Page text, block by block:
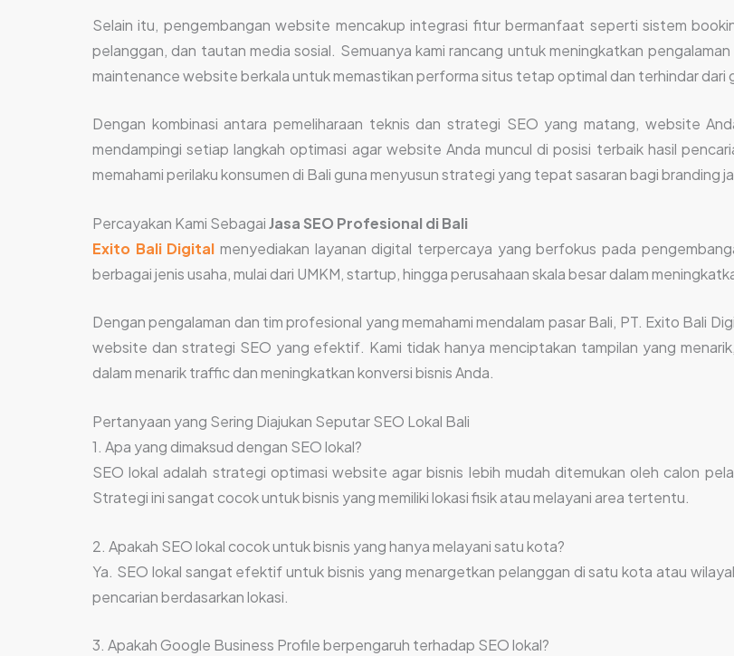
Selain itu, pengembangan website mencakup integrasi fitur bermanfaat seperti sistem
pelanggan, dan tautan media sosial. Semuanya kami rancang untuk meningkatkan
maintenance website berkala untuk memastikan performa situs tetap optimal dan terhindar dari
Dengan kombinasi antara pemeliharaan teknis dan strategi SEO yang matang, website
mendampingi setiap langkah optimasi agar website Anda muncul di posisi terbaik hasil
memahami perilaku konsumen di Bali guna menyusun strategi yang tepat sasaran bagi branding
Percayakan Kami SebagaiJasa SEO Profesional di Bali
Exito Bali Digital menyediakan layanan digital terpercaya yang berfokus pada
berbagai jenis usaha, mulai dari UMKM, startup, hingga perusahaan skala besar dalam
Dengan pengalaman dan tim profesional yang memahami mendalam pasar Bali, PT. Exito Bali
website dan strategi SEO yang efektif. Kami tidak hanya menciptakan tampilan yang
dalam menarik traffic dan meningkatkan konversi bisnis Anda.
Pertanyaan yang Sering Diajukan Seputar SEO Lokal Bali
1. Apa yang dimaksud dengan SEO lokal?
SEO lokal adalah strategi optimasi website agar bisnis lebih mudah ditemukan oleh calon
Strategi ini sangat cocok untuk bisnis yang memiliki lokasi fisik atau melayani area tertentu.
2. Apakah SEO lokal cocok untuk bisnis yang hanya melayani satu kota?
Ya. SEO lokal sangat efektif untuk bisnis yang menargetkan pelanggan di satu kota atau
pencarian berdasarkan lokasi.
3. Apakah Google Business Profile berpengaruh terhadap SEO lokal?